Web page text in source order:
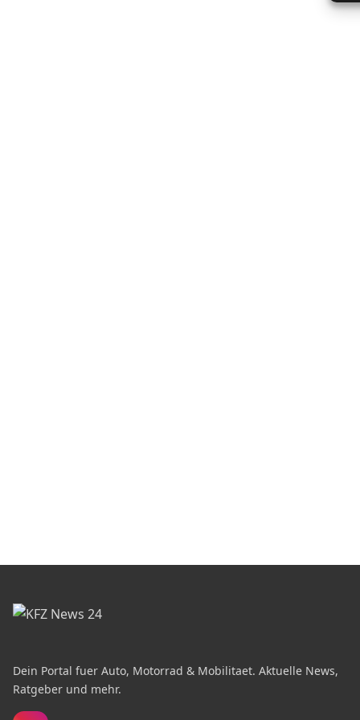
Dein Portal fuer Auto, Motorrad & Mobilitaet. Aktuelle News,
Ratgeber und mehr.